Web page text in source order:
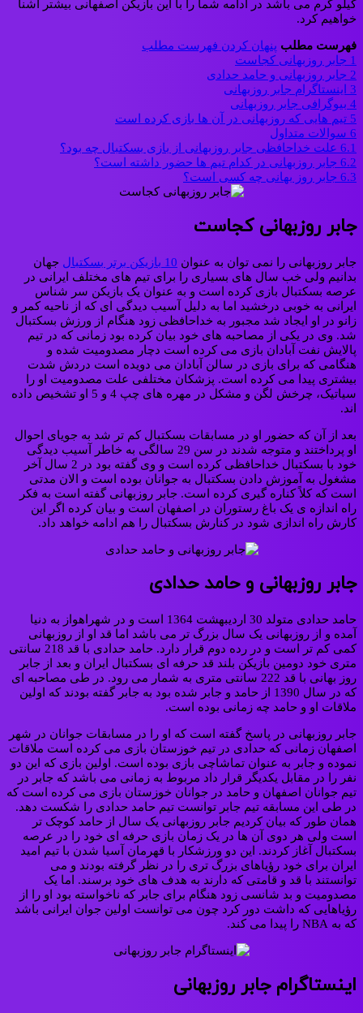
کیلو گرم می باشد در ادامه شما را با این بازیکن اصفهانی بیشتر آشنا
خواهیم کرد.
فهرست مطلب پنهان کردن فهرست مطلب
1 جابر روزبهانی کجاست
2 جابر روزبهانی و حامد حدادی
3 اینستاگرام جابر روزبهانی
4 بیوگرافی جابر روزبهانی
5 تیم هایی که روزبهانی در آن ها بازی کرده است
6 سوالات متداول
6.1 علت خداحافظی جابر روزبهانی از بازی بسکتبال چه بود؟
6.2 جابر روزبهانی در کدام تیم ها حضور داشته است؟
6.3 جابر روز بهانی چه کسی است؟
جابر روزبهانی کجاست
جابر روزبهانی را نمی توان به عنوان 10 بازیکن برتر بسکتبال
جهان
بدانیم ولی خب سال های بسیاری را برای تیم های مختلف ایرانی در
عرصه بسکتبال بازی کرده است و به عنوان یک بازیکن سر شناس
ایرانی به خوبی درخشید اما به دلیل آسیب دیدگی ای که از ناحیه کمر و
زانو در او ایجاد شد مجبور به خداحافظی زود هنگام از ورزش بسکتبال
شد. وی در یکی از مصاحبه های خود بیان کرده بود زمانی که در تیم
پالایش نفت آبادان بازی می کرده است دچار مصدومیت شده و
هنگامی که برای بازی در سالن آبادان می دویده است دردش شدت
بیشتری پیدا می کرده است. پزشکان مختلفی علت مصدومیت او را
سیاتیک، چرخش لگن و مشکل در مهره های چپ 4 و 5 او تشخیص داده
اند.
بعد از آن که حضور او در مسابقات بسکتبال کم تر شد به جویای احوال
او پرداختند و متوجه شدند در سن 29 سالگی به خاطر آسیب دیدگی
خود با بسکتبال خداحافظی کرده است و وی گفته بود در 2 سال آخر
مشغول به آموزش دادن بسکتبال به جوانان بوده است و الان مدتی
است که کلاً کناره گیری کرده است. جابر روزبهانی گفته است به فکر
راه اندازه ی یک باغ رستوران در اصفهان است و بیان کرده اگر این
کارش راه اندازی شود در کنارش بسکتبال را هم ادامه خواهد داد.
جابر روزبهانی و حامد حدادی
حامد حدادی متولد 30 اردیبهشت 1364 است و در شهراهواز به دنیا
آمده و از روزبهانی یک سال بزرگ‌ تر می باشد اما قد او از روزبهانی
کمی کم تر است و در رده دوم قرار دارد. حامد حدادی با قد 218 سانتی
متری خود دومین بازیکن بلند قد حرفه ای بسکتبال ایران و بعد از جابر
روز بهانی با قد 222 سانتی متری به شمار می رود. در طی مصاحبه ای
که در سال 1390 از حامد و جابر شده بود به جابر گفته بودند که اولین
ملاقات او و حامد چه زمانی بوده است.
جابر روزبهانی در پاسخ گفته است که او را در مسابقات جوانان در شهر
اصفهان زمانی که حدادی در تیم خوزستان بازی می کرده است ملاقات
نموده و جابر به عنوان تماشاچی بازی بوده است. اولین بازی که این دو
نفر را در مقابل یکدیگر قرار داد مربوط به زمانی می باشد که جابر در
تیم جوانان اصفهان و حامد در جوانان خوزستان بازی می کرده است که
در طی این مسابقه تیم جابر توانست تیم حامد حدادی را شکست دهد.
همان طور که بیان کردیم جابر روزبهانی یک سال از حامد کوچک تر
است ولی هر دوی آن ها در یک زمان بازی حرفه ای خود را در عرصه
بسکتبال آغاز کردند. این دو ورزشکار با قهرمان آسیا شدن با تیم امید
ایران برای خود رؤیاهای بزرگ‌ تری را در نظر گرفته بودند و می
توانستند با قد و قامتی که دارند به هدف های خود برسند. اما یک
مصدومیت و بد شانسی زود هنگام برای جابر که ناخواسته بود او را از
رؤیاهایی که داشت دور کرد چون می توانست اولین جوان ایرانی باشد
که به NBA را پیدا می کند.
اینستاگرام جابر روزبهانی